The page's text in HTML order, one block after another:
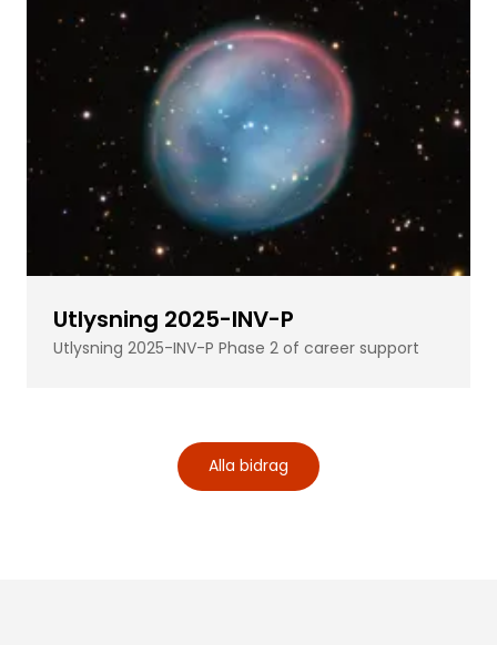
Utlysning 2025-INV-P
Utlysning 2025-INV-P Phase 2 of career support
Alla bidrag